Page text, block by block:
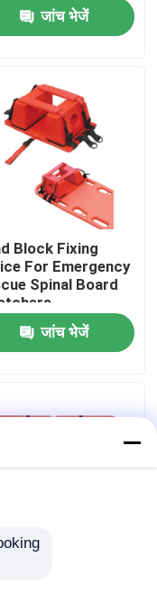
जांच भेजें
Block Fixing
For Emergency
Spinal Board
जांच भेजें